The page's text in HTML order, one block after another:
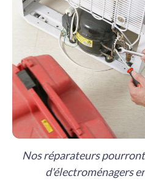
Nos réparateurs
d'électroménagers